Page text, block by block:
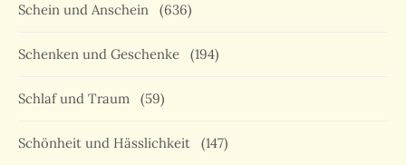
Schein und Anschein (636)
Schenken und Geschenke (194)
Schlaf und Traum (59)
Schönheit und Hässlichkeit (147)